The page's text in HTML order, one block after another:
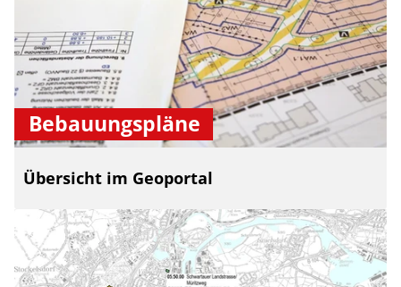
Bebauungspläne
Übersicht im Geoportal